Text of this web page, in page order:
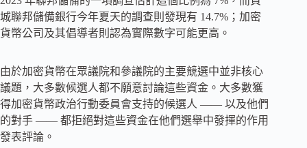
城聯邦儲備銀行今年夏天的調查則發現有 14.7%；加密
貨幣公司及其倡導者則認為實際數字可能更高。
由於加密貨幣在眾議院和參議院的主要競選中並非核心
議題，大多數候選人都不願意討論這些資金。大多數獲
得加密貨幣政治行動委員會支持的候選人 —— 以及他們
的對手 —— 都拒絕對這些資金在他們選舉中發揮的作用
發表評論。